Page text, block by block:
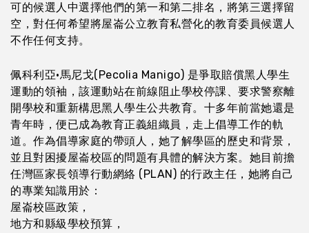
可的候選人中選擇他們的第一和第二排名，將第三選擇留
空，對任何希望將屋崙公立教育私營化的教育委員候選人
不作任何支持。
佩科利亞·馬尼戈(Pecolia Manigo) 是爭取賠償黑人學生
運動的領袖，該運動站在前線阻止學校停課、要求警察離
開學校和重新構思黑人學生公共教育。十多年前當她還是
青年時，便已成為教育正義組織員，走上倡導工作的軌
道。作為倡導家庭的帶頭人，她了解學區的歷史和背景，
並且對困擾屋崙校區的問題有具體的解決方案。她目前擔
任灣區家長領導行動網絡 (PLAN) 的行政主任，她將自己
的專業知識用於：
屋崙校區政策，
地方和縣級學校預算，